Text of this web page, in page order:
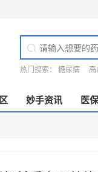
热门搜索： 糖尿病 高
妙手资讯 医